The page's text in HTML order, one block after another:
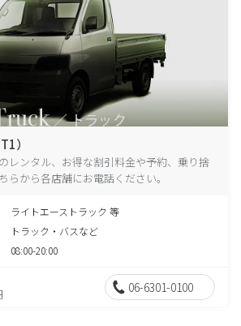
）
レンタル、お得な割引料金や予約、乗り捨
らから各店舗にお電話ください。
ライトエーストラック 等
トラック・バスなど
08:00-20:00
06-6301-0100